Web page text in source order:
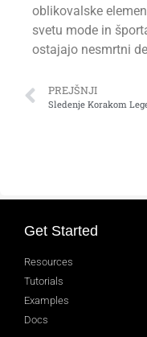
oblikovalske
svetu mode in
ostajajo nesmrtni
PREJŠNJI
Get Started
Resources
Tutorials
Examples
Docs